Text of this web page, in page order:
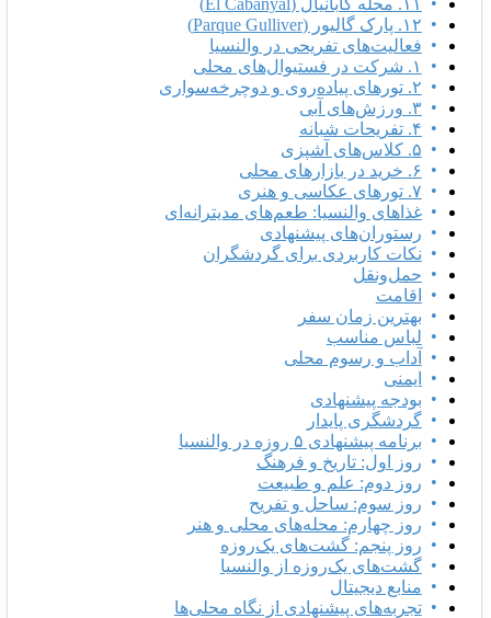
۱۲. پارک گالیور (Parque Gulliver)
فعالیت‌های تفریحی در والنسیا
۱. شرکت در فستیوال‌های محلی
۲. تورهای پیاده‌روی و دوچرخه‌سواری
۳. ورزش‌های آبی
۴. تفریحات شبانه
۵. کلاس‌های آشپزی
۶. خرید در بازارهای محلی
۷. تورهای عکاسی و هنری
غذاهای والنسیا: طعم‌های مدیترانه‌ای
رستوران‌های پیشنهادی
نکات کاربردی برای گردشگران
حمل‌ونقل
اقامت
بهترین زمان سفر
لباس مناسب
آداب و رسوم محلی
ایمنی
بودجه پیشنهادی
گردشگری پایدار
برنامه پیشنهادی ۵ روزه در والنسیا
روز اول: تاریخ و فرهنگ
روز دوم: علم و طبیعت
روز سوم: ساحل و تفریح
روز چهارم: محله‌های محلی و هنر
روز پنجم: گشت‌های یک‌روزه
گشت‌های یک‌روزه از والنسیا
منابع دیجیتال
تجربه‌های پیشنهادی از نگاه محلی‌ها